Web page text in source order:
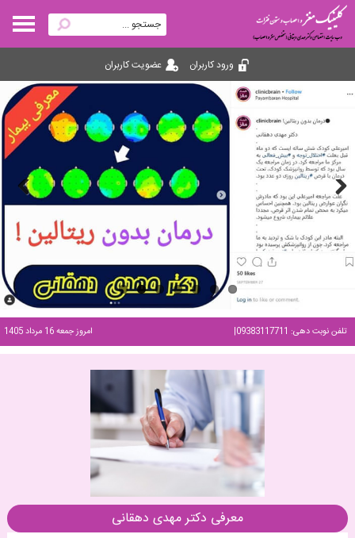
ورود کاربران عضویت کاربران
Previous Next
تلفن نوبت دهی: 09383117711 | امروز جمعه 16 مرداد 1405
معرفی دکتر مهدی دهقانی